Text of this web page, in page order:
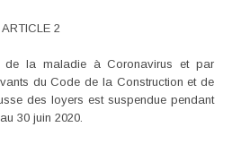
ARTICLE 2
la maladie à Coronavirus et par
du Code de la Construction et de
des loyers est suspendue pendant
30 juin 2020.